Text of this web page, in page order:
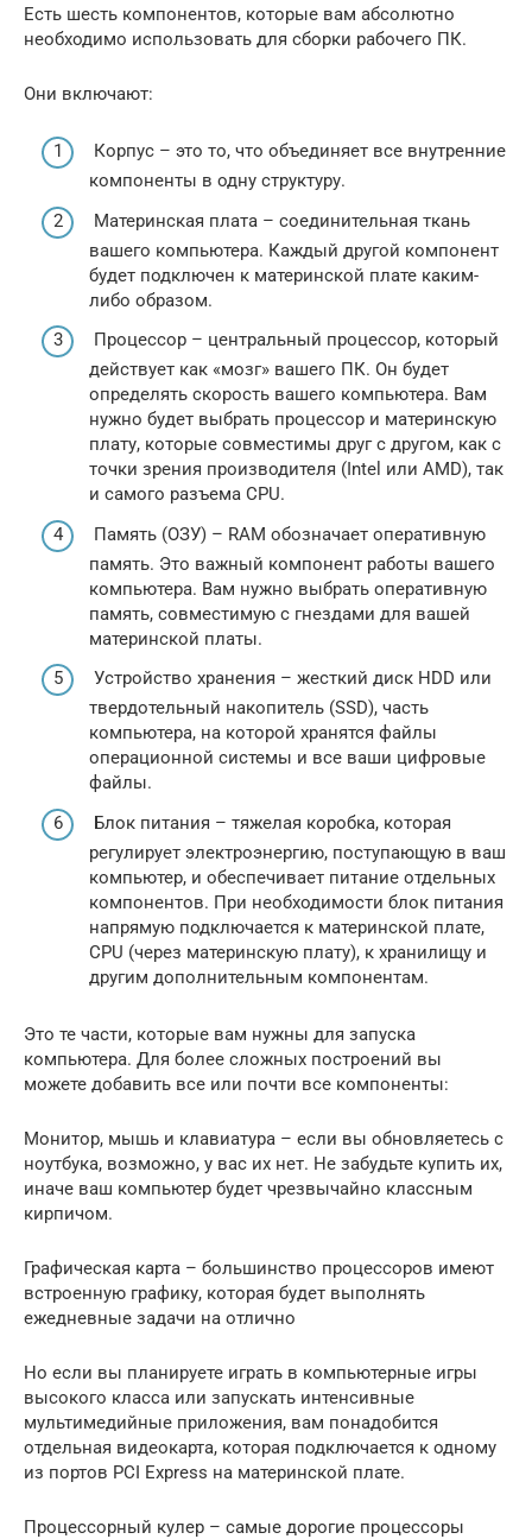
Есть шесть компонентов, которые вам абсолютно
необходимо использовать для сборки рабочего ПК.
Они включают:
Корпус – это то, что объединяет все внутренние
компоненты в одну структуру.
Материнская плата – соединительная ткань
вашего компьютера. Каждый другой компонент
будет подключен к материнской плате каким-
либо образом.
Процессор – центральный процессор, который
действует как «мозг» вашего ПК. Он будет
определять скорость вашего компьютера. Вам
нужно будет выбрать процессор и материнскую
плату, которые совместимы друг с другом, как с
точки зрения производителя (Intel или AMD), так
и самого разъема CPU.
Память (ОЗУ) – RAM обозначает оперативную
память. Это важный компонент работы вашего
компьютера. Вам нужно выбрать оперативную
память, совместимую с гнездами для вашей
материнской платы.
Устройство хранения – жесткий диск HDD или
твердотельный накопитель (SSD), часть
компьютера, на которой хранятся файлы
операционной системы и все ваши цифровые
файлы.
Блок питания – тяжелая коробка, которая
регулирует электроэнергию, поступающую в ваш
компьютер, и обеспечивает питание отдельных
компонентов. При необходимости блок питания
напрямую подключается к материнской плате,
CPU (через материнскую плату), к хранилищу и
другим дополнительным компонентам.
Это те части, которые вам нужны для запуска
компьютера. Для более сложных построений вы
можете добавить все или почти все компоненты:
Монитор, мышь и клавиатура – если вы обновляетесь с
ноутбука, возможно, у вас их нет. Не забудьте купить их,
иначе ваш компьютер будет чрезвычайно классным
кирпичом.
Графическая карта – большинство процессоров имеют
встроенную графику, которая будет выполнять
ежедневные задачи на отлично
Но если вы планируете играть в компьютерные игры
высокого класса или запускать интенсивные
мультимедийные приложения, вам понадобится
отдельная видеокарта, которая подключается к одному
из портов PCI Express на материнской плате.
Процессорный кулер – самые дорогие процессоры